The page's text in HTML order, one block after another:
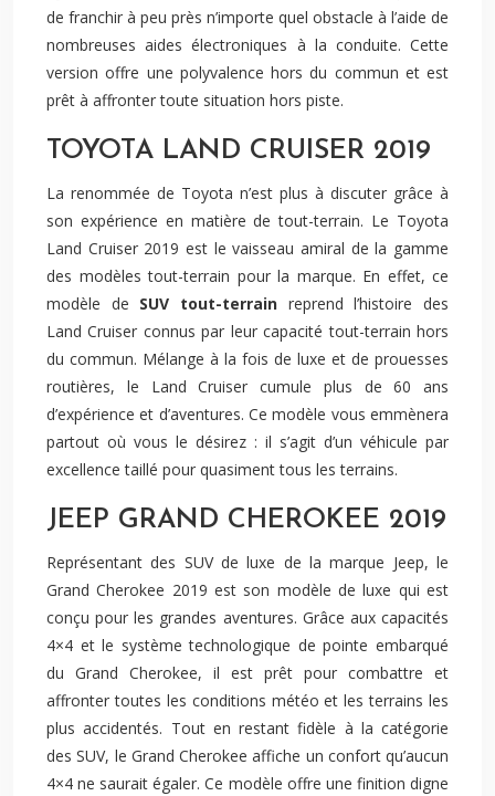
de franchir à peu près n’importe quel obstacle à l’aide de
nombreuses aides électroniques à la conduite. Cette
version offre une polyvalence hors du commun et est
prêt à affronter toute situation hors piste.
TOYOTA LAND CRUISER 2019
La renommée de Toyota n’est plus à discuter grâce à
son expérience en matière de tout-terrain. Le Toyota
Land Cruiser 2019 est le vaisseau amiral de la gamme
des modèles tout-terrain pour la marque. En effet, ce
modèle de SUV tout-terrain reprend l’histoire des
Land Cruiser connus par leur capacité tout-terrain hors
du commun. Mélange à la fois de luxe et de prouesses
routières, le Land Cruiser cumule plus de 60 ans
d’expérience et d’aventures. Ce modèle vous emmènera
partout où vous le désirez : il s’agit d’un véhicule par
excellence taillé pour quasiment tous les terrains.
JEEP GRAND CHEROKEE 2019
Représentant des SUV de luxe de la marque Jeep, le
Grand Cherokee 2019 est son modèle de luxe qui est
conçu pour les grandes aventures. Grâce aux capacités
4×4 et le système technologique de pointe embarqué
du Grand Cherokee, il est prêt pour combattre et
affronter toutes les conditions météo et les terrains les
plus accidentés. Tout en restant fidèle à la catégorie
des SUV, le Grand Cherokee affiche un confort qu’aucun
4×4 ne saurait égaler. Ce modèle offre une finition digne